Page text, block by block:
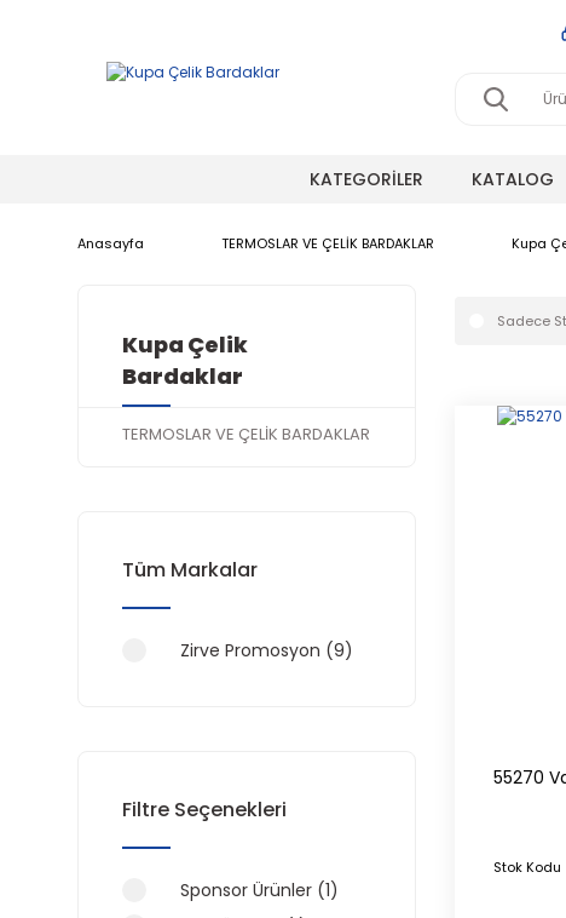
KATEGORİLER KATALOG
Anasayfa TERMOSLAR VE ÇELİK BARDAKLAR Kupa
Kupa Çelik
Bardaklar
TERMOSLAR VE ÇELİK BARDAKLAR
Tüm Markalar
Zirve Promosyon (9)
Filtre Seçenekleri
Sponsor Ürünler (1)
Sadece
55270
Stok Kodu